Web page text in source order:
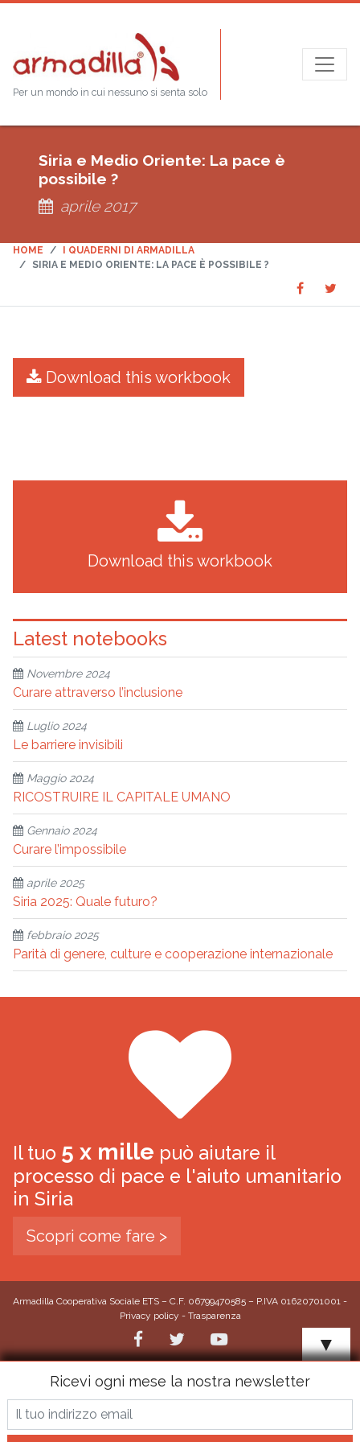
Per un mondo in cui nessuno si senta solo
Siria e Medio Oriente: La pace è
possibile ?
aprile 2017
HOME
I QUADERNI DI ARMADILLA
SIRIA E MEDIO ORIENTE: LA PACE È POSSIBILE ?
Share
on
on
Download this workbook
Download this workbook
Latest notebooks
Novembre 2024
Curare attraverso l’inclusione
Luglio 2024
Le barriere invisibili
Maggio 2024
RICOSTRUIRE IL CAPITALE UMANO
Gennaio 2024
Curare l’impossibile
aprile 2025
Siria 2025: Quale futuro?
febbraio 2025
Parità di genere, culture e cooperazione internazionale
Il tuo 5 x mille può aiutare il
processo di pace e l'aiuto umanitario
in Siria
Scopri come fare >
Armadilla Cooperativa Sociale ETS – C.F. 06799470585 – P.IVA 01620701001 -
Privacy policy - Trasparenza
▼
Ricevi ogni mese la nostra newsletter